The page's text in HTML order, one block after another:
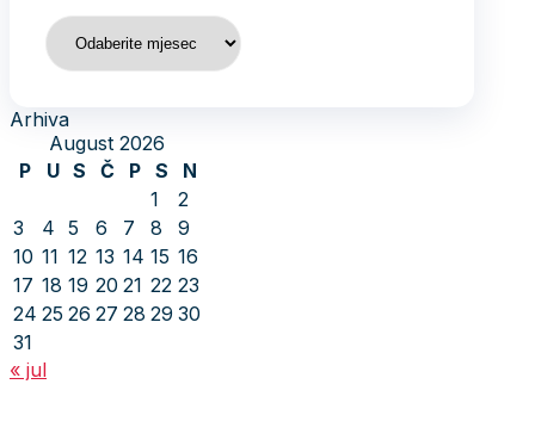
Arhiva
Arhiva
August 2026
P
U S Č P S
N
1
2
3
4 5 6 7 8
9
10 11 12 13 14 15 16
17 18 19 20 21 22 23
24 25 26 27 28 29 30
31
« jul